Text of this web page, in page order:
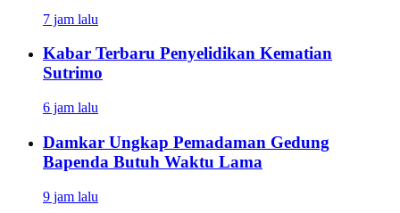
7 jam lalu
Kabar Terbaru Penyelidikan Kematian
Sutrimo
6 jam lalu
Damkar Ungkap Pemadaman Gedung
Bapenda Butuh Waktu Lama
9 jam lalu